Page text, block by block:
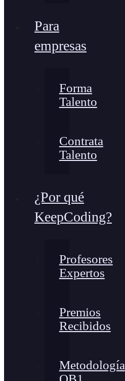
Para
empresas
Forma
Talento
Contrata
Talento
¿Por qué
KeepCoding?
Profesores
Expertos
Premios
Recibidos
Metodología